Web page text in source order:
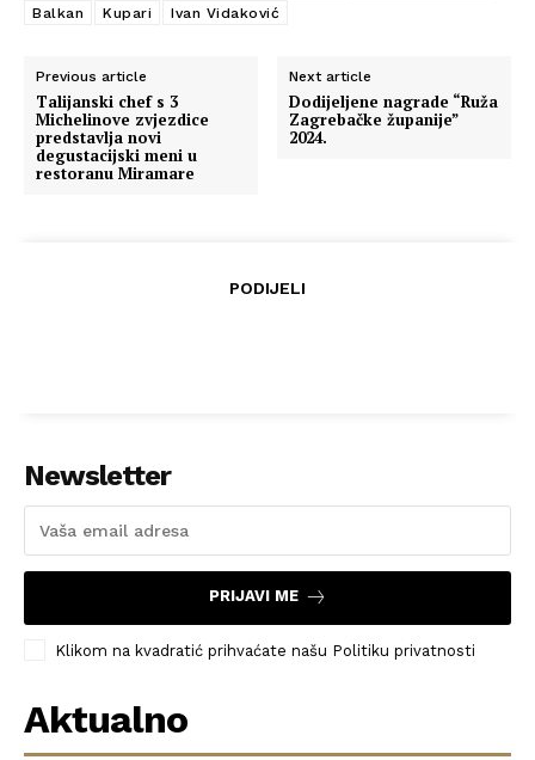
Balkan
Kupari Ivan Vidaković
Previous article
Talijanski chef s 3
Michelinove zvjezdice
predstavlja novi
degustacijski meni u
restoranu Miramare
Next article
Dodijeljene nagrade “Ruža
Zagrebačke županije”
2024.
PODIJELI
Newsletter
PRIJAVI ME
Klikom na kvadratić prihvaćate našu Politiku privatnosti
Aktualno